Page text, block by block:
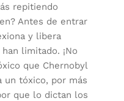
repitiendo
Antes de entrar
y libera
limitado. ¡No
que Chernobyl
un tóxico, por más
que lo dictan los